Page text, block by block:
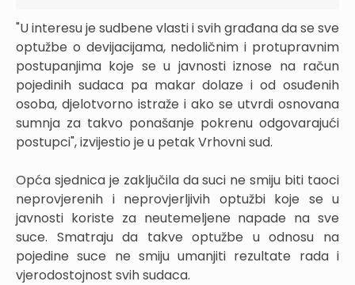
"U interesu je sudbene vlasti i svih građana da se sve
optužbe o devijacijama, nedoličnim i protupravnim
postupanjima koje se u javnosti iznose na račun
pojedinih sudaca pa makar dolaze i od osuđenih
osoba, djelotvorno istraže i ako se utvrdi osnovana
sumnja za takvo ponašanje pokrenu odgovarajući
postupci", izvijestio je u petak Vrhovni sud.
Opća sjednica je zaključila da suci ne smiju biti taoci
neprovjerenih i neprovjerljivih optužbi koje se u
javnosti koriste za neutemeljene napade na sve
suce. Smatraju da takve optužbe u odnosu na
pojedine suce ne smiju umanjiti rezultate rada i
vjerodostojnost svih sudaca.